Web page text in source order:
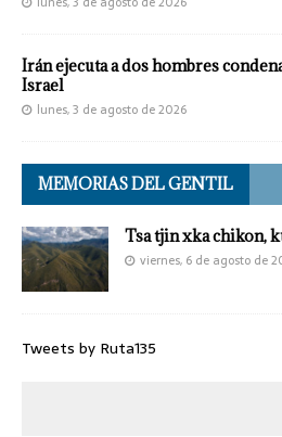
Irán ejecuta a dos hombres
Israel
lunes, 3 de agosto de 2026
MEMORIAS DEL GENTIL
Tsa tjin xka chikon,
viernes, 6 de agosto de
Tweets by Ruta135